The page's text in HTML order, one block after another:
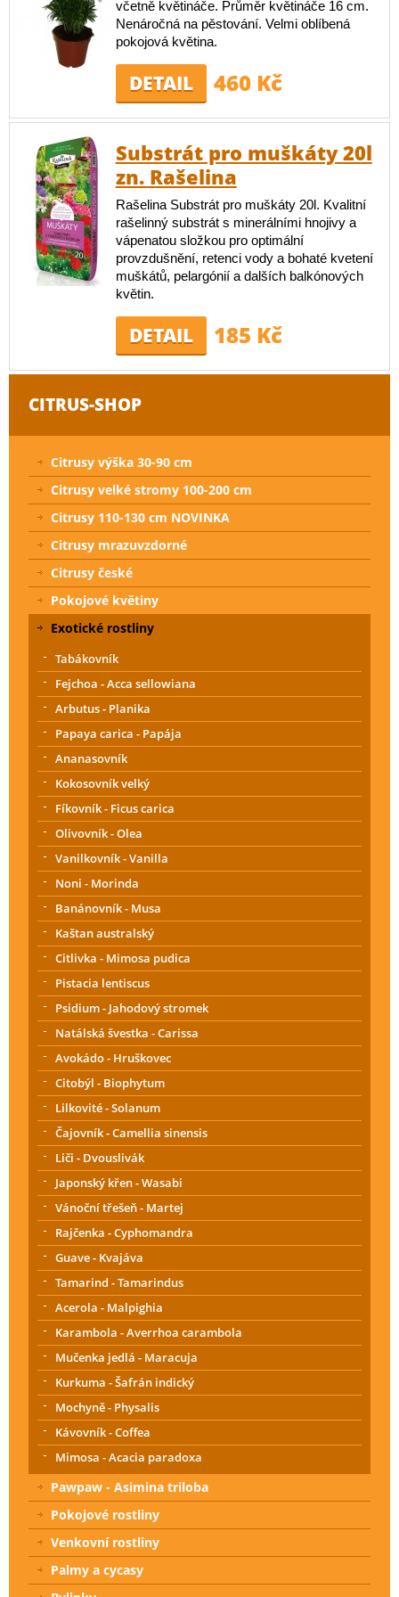
včetně květináče. Průměr květináče 16 cm.
Nenáročná na pěstování. Velmi oblíbená
pokojová květina.
DETAIL 460 Kč
Substrát pro muškáty 20l
zn. Rašelina
Rašelina Substrát pro muškáty 20l. Kvalitní
rašelinný substrát s minerálními hnojivy a
vápenatou složkou pro optimální
provzdušnění, retenci vody a bohaté kvetení
muškátů, pelargónií a dalších balkónových
květin.
DETAIL 185 Kč
CITRUS-SHOP
Citrusy výška 30-90 cm
Citrusy velké stromy 100-200 cm
Citrusy 110-130 cm NOVINKA
Citrusy mrazuvzdorné
Citrusy české
Pokojové květiny
Exotické rostliny
Tabákovník
Fejchoa - Acca sellowiana
Arbutus - Planika
Papaya carica - Papája
Ananasovník
Kokosovník velký
Fíkovník - Ficus carica
Olivovník - Olea
Vanilkovník - Vanilla
Noni - Morinda
Banánovník - Musa
Kaštan australský
Citlivka - Mimosa pudica
Pistacia lentiscus
Psidium - Jahodový stromek
Natálská švestka - Carissa
Avokádo - Hruškovec
Citobýl - Biophytum
Lilkovité - Solanum
Čajovník - Camellia sinensis
Liči - Dvouslivák
Japonský křen - Wasabi
Vánoční třešeň - Martej
Rajčenka - Cyphomandra
Guave - Kvajáva
Tamarind - Tamarindus
Acerola - Malpighia
Karambola - Averrhoa carambola
Mučenka jedlá - Maracuja
Kurkuma - Šafrán indický
Mochyně - Physalis
Kávovník - Coffea
Mimosa - Acacia paradoxa
Pawpaw - Asimina triloba
Pokojové rostliny
Venkovní rostliny
Palmy a cycasy